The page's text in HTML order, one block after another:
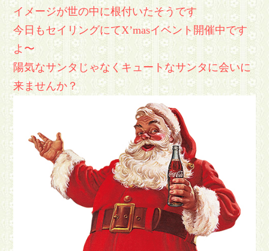
イメージが世の中に根付いたそうです
今日もセイリングにてX’masイベント開催中です
よ〜
陽気なサンタじゃなくキュートなサンタに会いに
来ませんか？